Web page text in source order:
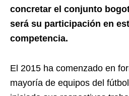
concretar el conjunto
será su participación en
competencia.
El 2015 ha comenzado en
mayoría de equipos del